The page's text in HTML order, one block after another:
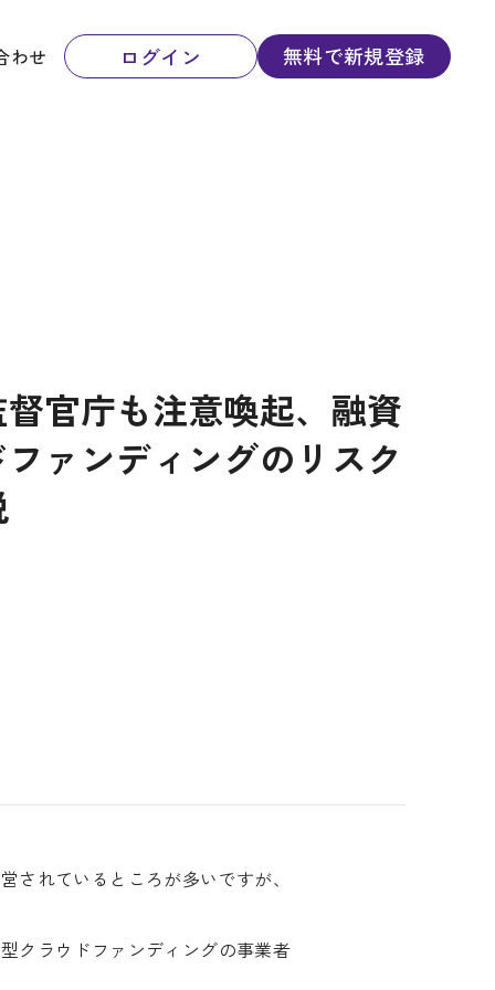
わせ ログイン 無料で新規登録
官庁も注意喚起、融資
ァンディングのリスク
れているところが多いですが、
クラウドファンディングの事業者